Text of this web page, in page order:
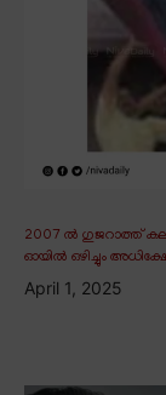
2007 ൽ ഗുജറാത്ത്
ഓയിൽ ഒഴിച്ചും
April 1, 2025